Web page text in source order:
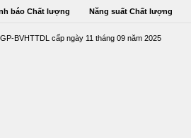
báo Chất lượng Năng suất Chất lượng
BVHTTDL cấp ngày 11 tháng 09 năm 2025